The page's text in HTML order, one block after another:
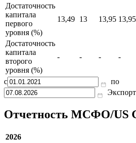
Достаточность
капитала
первого
уровня (%)
13,49 13 13,95 13,95
Достаточность
капитала
второго
уровня (%)
- - - -
с
по
Экспорт
Отчетность МСФО/US
2026